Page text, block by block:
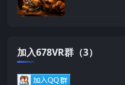
加入678VR群（3）